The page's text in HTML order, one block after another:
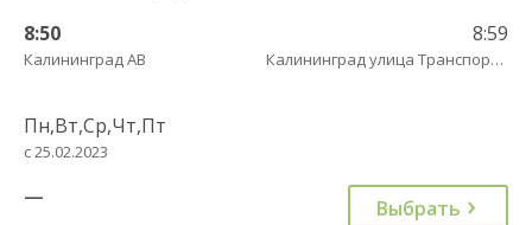
8:50
Калининград АВ
8:59
Калининград улица Транспортая
Пн,Вт,Ср,Чт,Пт
с 25.02.2023
— Выбрать